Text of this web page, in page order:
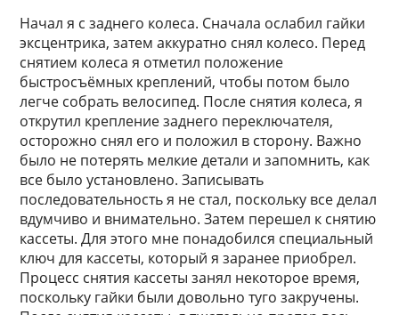
Начал я с заднего колеса. Сначала ослабил гайки
эксцентрика, затем аккуратно снял колесо. Перед
снятием колеса я отметил положение
быстросъёмных креплений, чтобы потом было
легче собрать велосипед. После снятия колеса, я
открутил крепление заднего переключателя,
осторожно снял его и положил в сторону. Важно
было не потерять мелкие детали и запомнить, как
все было установлено. Записывать
последовательность я не стал, поскольку все делал
вдумчиво и внимательно. Затем перешел к снятию
кассеты. Для этого мне понадобился специальный
ключ для кассеты, который я заранее приобрел.
Процесс снятия кассеты занял некоторое время,
поскольку гайки были довольно туго закручены.